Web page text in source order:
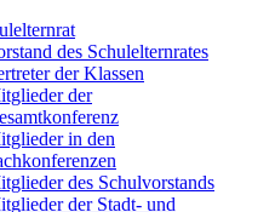
des Schulelternrates
der Klassen
der
in den
des Schulvorstands
der Stadt- und